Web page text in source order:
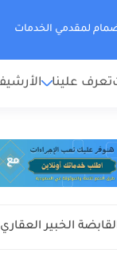
لمقدمي الخدمات
تعرف علينا
الخبير